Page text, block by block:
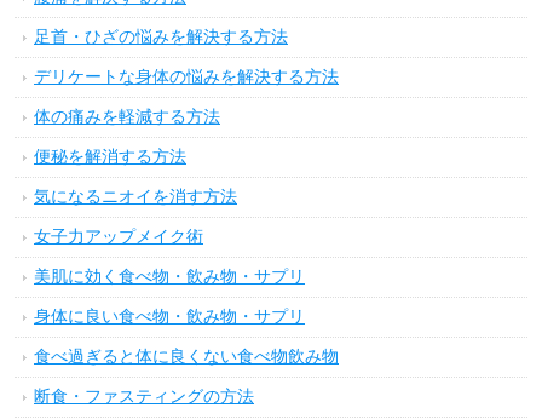
足首・ひざの悩みを解決する方法
デリケートな身体の悩みを解決する方法
体の痛みを軽減する方法
便秘を解消する方法
気になるニオイを消す方法
女子力アップメイク術
美肌に効く食べ物・飲み物・サプリ
身体に良い食べ物・飲み物・サプリ
食べ過ぎると体に良くない食べ物飲み物
断食・ファスティングの方法